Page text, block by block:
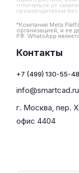
отличаться от
производителем
*Компания Meta
организацией, и ее
РФ. WhatsApp
Контакты
+7 (499) 130-55-48
info@smartcad.ru
г. Москва, пер.
офис 4404